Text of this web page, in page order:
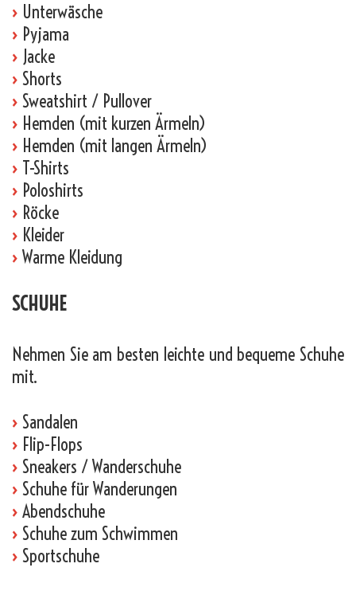
› Unterwäsche
› Pyjama
› Jacke
› Shorts
› Sweatshirt / Pullover
› Hemden (mit kurzen Ärmeln)
› Hemden (mit langen Ärmeln)
› T-Shirts
› Poloshirts
› Röcke
› Kleider
› Warme Kleidung
SCHUHE
Nehmen Sie am besten leichte und bequeme Schuhe
mit.
› Sandalen
› Flip-Flops
› Sneakers / Wanderschuhe
› Schuhe für Wanderungen
› Abendschuhe
› Schuhe zum Schwimmen
› Sportschuhe